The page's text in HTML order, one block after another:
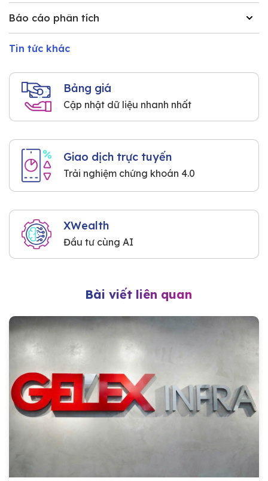
Báo cáo phân tích
Tin tức khác
Bảng giá
Cập nhật dữ liệu nhanh nhất
Giao dịch trực tuyến
Trải nghiệm chứng khoán 4.0
XWealth
Đầu tư cùng AI
Bài viết liên quan